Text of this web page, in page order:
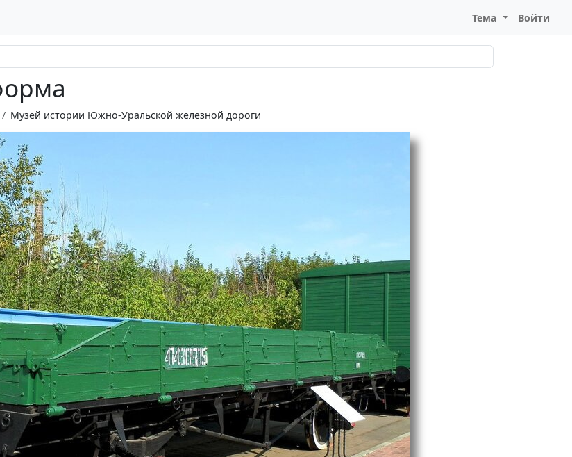
Тема Войти
Музей истории Южно-Уральской железной дороги